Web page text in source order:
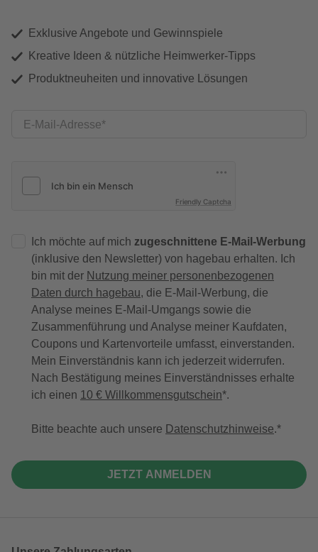
Exklusive Angebote und Gewinnspiele
Kreative Ideen & nützliche Heimwerker-Tipps
Produktneuheiten und innovative Lösungen
E-Mail-Adresse
Friendly Captcha
Ich möchte auf mich zugeschnittene E-Mail-Werbung
(inklusive den Newsletter) von hagebau erhalten. Ich
bin mit der Nutzung meiner personenbezogenen
Daten durch hagebau, die E-Mail-Werbung, die
Analyse meines E-Mail-Umgangs sowie die
Zusammenführung und Analyse meiner Kaufdaten,
Coupons und Kartenvorteile umfasst, einverstanden.
Mein Einverständnis kann ich jederzeit widerrufen.
Nach Bestätigung meines Einverständnisses erhalte
ich einen 10 € Willkommensgutschein*.
Bitte beachte auch unsere Datenschutzhinweise.
JETZT ANMELDEN